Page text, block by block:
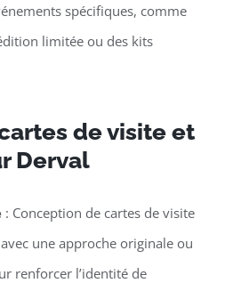
spécifiques, comme
limitée ou des kits
de visite et
Derval
: Conception de cartes de visite
une approche originale ou
renforcer l’identité de